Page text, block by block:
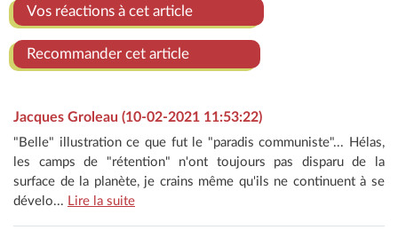
Vos réactions à cet article
Recommander cet article
Jacques Groleau (10-02-2021 11:53:22)
"Belle" illustration ce que fut le "paradis communiste"... Hélas,
les camps de "rétention" n'ont toujours pas disparu de la
surface de la planète, je crains même qu'ils ne continuent à se
dévelo... Lire la suite